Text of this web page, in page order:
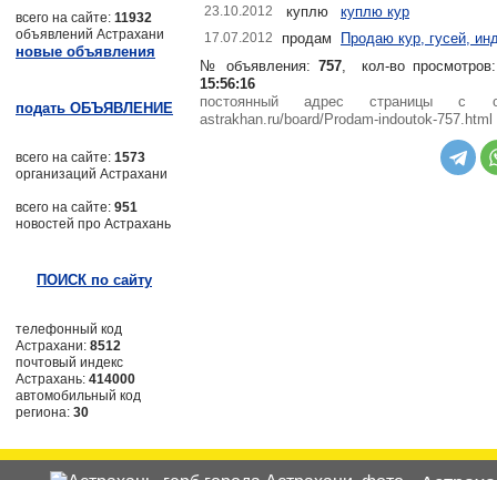
23.10.2012 куплю куплю кур
17.07.2012 продам
Продаю кур, гусей,
№ объявления: 757, кол-во просмотров
15:56:16
постоянный адрес страницы с
astrakhan.ru/board/Prodam-indoutok-757.html
всего на сайте: 11932
объявлений Астрахани
новые объявления
подать ОБЪЯВЛЕНИЕ
всего на сайте: 1573
организаций Астрахани
всего на сайте: 951
новостей про Астрахань
ПОИСК по сайту
телефонный код
Астрахани: 8512
почтовый индекс
Астрахань: 414000
автомобильный код
региона: 30